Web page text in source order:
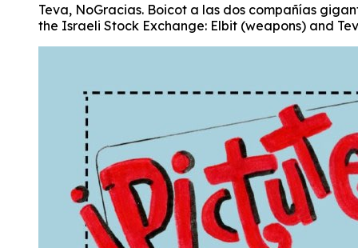
Teva, NoGracias. Boicot a las dos compañías
the Israeli Stock Exchange: Elbit (weapons) and